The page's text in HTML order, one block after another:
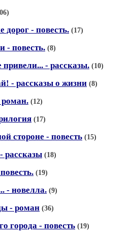
дорог - повесть. (17)
- повесть. (8)
- рассказы. (10)
- рассказы о жизни (8)
роман. (12)
(17)
стороне - повесть (15)
рассказы (18)
(19)
- новелла. (9)
- роман (36)
города - повесть (19)